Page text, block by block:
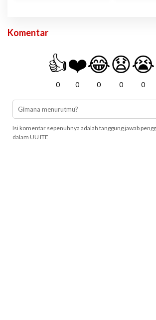
Komentar
👍
0
❤️
0
😂
0
😧
0
😭
0
Isi komentar sepenuhnya adalah tanggung jawab
dalam UU ITE